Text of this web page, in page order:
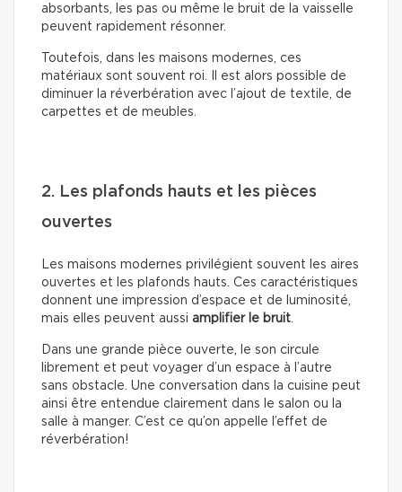
absorbants, les pas ou même le bruit de la vaisselle
peuvent rapidement résonner.
Toutefois, dans les maisons modernes, ces
matériaux sont souvent roi. Il est alors possible de
diminuer la réverbération avec l’ajout de textile, de
carpettes et de meubles.
2. Les plafonds hauts et les pièces
ouvertes
Les maisons modernes privilégient souvent les aires
ouvertes et les plafonds hauts. Ces caractéristiques
donnent une impression d’espace et de luminosité,
mais elles peuvent aussi amplifier le bruit.
Dans une grande pièce ouverte, le son circule
librement et peut voyager d’un espace à l’autre
sans obstacle. Une conversation dans la cuisine peut
ainsi être entendue clairement dans le salon ou la
salle à manger. C’est ce qu’on appelle l’effet de
réverbération!